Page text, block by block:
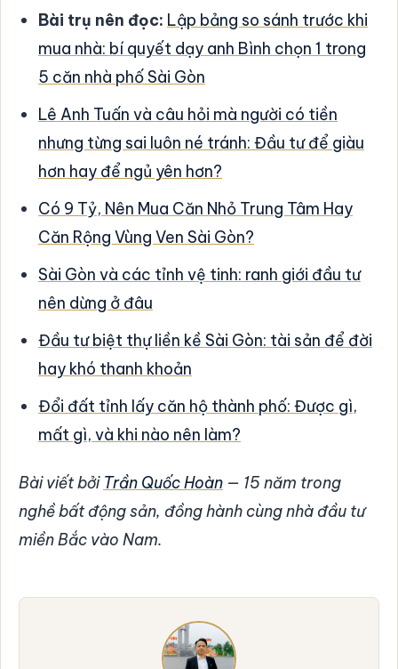
Bài trụ nên đọc: Lập bảng so sánh trước khi
mua nhà: bí quyết dạy anh Bình chọn 1 trong
5 căn nhà phố Sài Gòn
Lê Anh Tuấn và câu hỏi mà người có tiền
nhưng từng sai luôn né tránh: Đầu tư để giàu
hơn hay để ngủ yên hơn?
Có 9 Tỷ, Nên Mua Căn Nhỏ Trung Tâm Hay
Căn Rộng Vùng Ven Sài Gòn?
Sài Gòn và các tỉnh vệ tinh: ranh giới đầu tư
nên dừng ở đâu
Đầu tư biệt thự liền kề Sài Gòn: tài sản để đời
hay khó thanh khoản
Đổi đất tỉnh lấy căn hộ thành phố: Được gì,
mất gì, và khi nào nên làm?
Bài viết bởi Trần Quốc Hoàn — 15 năm trong
nghề bất động sản, đồng hành cùng nhà đầu tư
miền Bắc vào Nam.